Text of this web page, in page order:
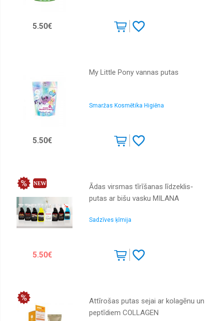
5.50€
My Little Pony vannas putas
Smaržas Kosmētika Higiēna
5.50€
Ādas virsmas tīrīšanas līdzeklis-
putas ar bišu vasku MILANA
Sadzīves ķīmija
5.50€
Attīrošas putas sejai ar kolagēnu un
peptīdiem COLLAGEN